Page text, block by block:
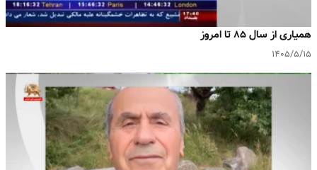
همیاری از سال ۸۵ تا امروز
۱۴۰۵/۵/۱۵